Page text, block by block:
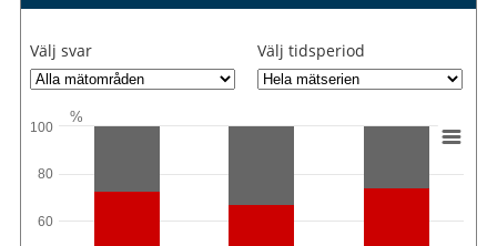
Välj svar Välj tidsperiod
%
60
80
100